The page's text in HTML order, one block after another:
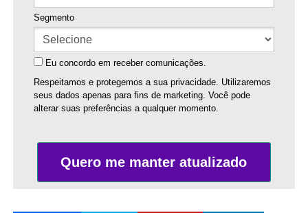
Segmento
Eu concordo em receber comunicações.
Respeitamos e protegemos a sua privacidade. Utilizaremos
seus dados apenas para fins de marketing. Você pode
alterar suas preferências a qualquer momento.
Quero me manter atualizado